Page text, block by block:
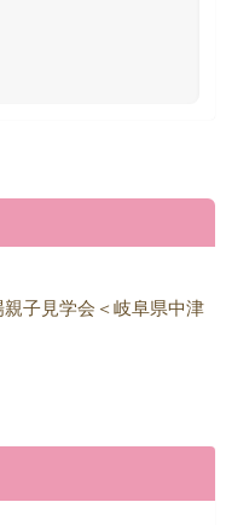
子見学会＜岐阜県中津